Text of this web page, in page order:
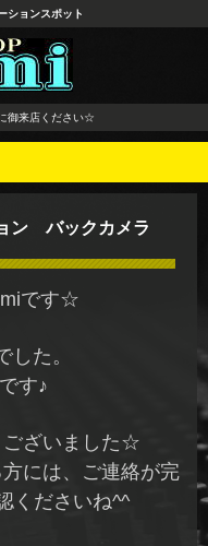
イヤ ホ
グ カーオ
ート
ションスポット
御来店ください☆
ン バックカメラ
です☆
した。
す♪
ございました☆
には、ご連絡が完
くださいね^^